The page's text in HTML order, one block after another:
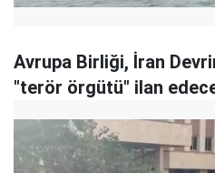
Avrupa Birliği, İran
"terör örgütü" ilan